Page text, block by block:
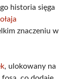
historia sięga
znaczeniu w
, ulokowany na